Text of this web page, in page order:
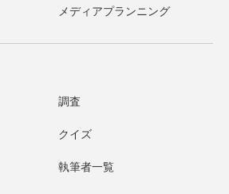
メディアプランニング
調査
クイズ
執筆者一覧